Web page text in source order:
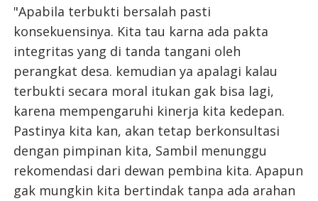
"Apabila terbukti bersalah pasti
konsekuensinya. Kita tau karna ada pakta
integritas yang di tanda tangani oleh
perangkat desa. kemudian ya apalagi kalau
terbukti secara moral itukan gak bisa lagi,
karena mempengaruhi kinerja kita kedepan.
Pastinya kita kan, akan tetap berkonsultasi
dengan pimpinan kita, Sambil menunggu
rekomendasi dari dewan pembina kita. Apapun
gak mungkin kita bertindak tanpa ada arahan